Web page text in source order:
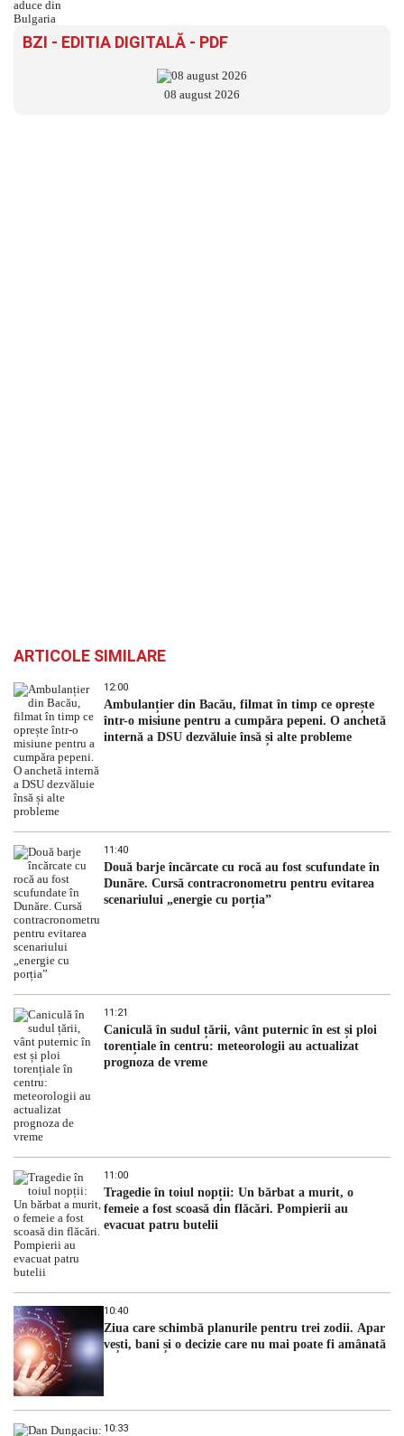
BZI - EDITIA DIGITALĂ - PDF
08 august 2026
ARTICOLE SIMILARE
12:00
Ambulanțier din Bacău, filmat în timp ce oprește
într-o misiune pentru a cumpăra pepeni. O anchetă
internă a DSU dezvăluie însă și alte probleme
11:40
Două barje încărcate cu rocă au fost scufundate în
Dunăre. Cursă contracronometru pentru evitarea
scenariului „energie cu porția”
11:21
Caniculă în sudul țării, vânt puternic în est și ploi
torențiale în centru: meteorologii au actualizat
prognoza de vreme
11:00
Tragedie în toiul nopții: Un bărbat a murit, o
femeie a fost scoasă din flăcări. Pompierii au
evacuat patru butelii
10:40
Ziua care schimbă planurile pentru trei zodii. Apar
vești, bani și o decizie care nu mai poate fi amânată
10:33